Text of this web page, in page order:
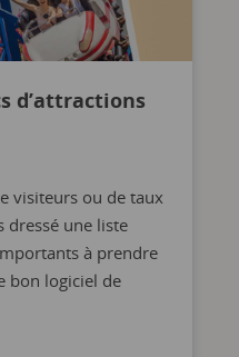
d’attractions
visiteurs ou de taux
dressé une liste
à prendre
bon logiciel de